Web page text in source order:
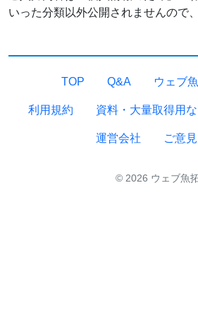
いった分類以外公開されませんので
TOP Q&A ウェブ
利用規約 資料・大量取得用
運営会社 ご意
© 2026 ウェブ魚